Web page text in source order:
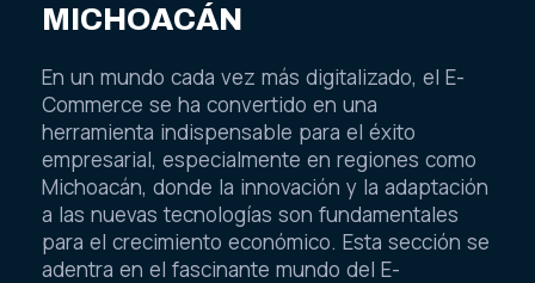
MICHOACÁN
En un mundo cada vez más digitalizado, el E-
Commerce se ha convertido en una
herramienta indispensable para el éxito
empresarial, especialmente en regiones como
Michoacán, donde la innovación y la adaptación
a las nuevas tecnologías son fundamentales
para el crecimiento económico. Esta sección se
adentra en el fascinante mundo del E-